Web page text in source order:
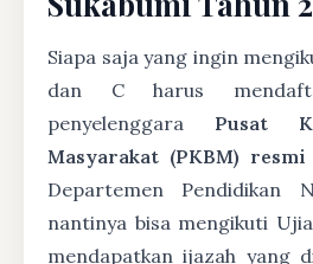
Siapa saja yang ingin
dan C harus
penyelenggara Pusat
Masyarakat (PKBM) resmi
Departemen Pendidikan
nantinya bisa mengikuti
mendapatkan ijazah yang